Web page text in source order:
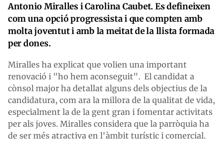
Antonio Miralles i Carolina Caubet. Es defineixen
com una opció progressista i que compten amb
molta joventut i amb la meitat de la llista formada
per dones.
Miralles ha explicat que volien una important
renovació i "ho hem aconseguit". El candidat a
cònsol major ha detallat alguns dels objectius de la
candidatura, com ara la millora de la qualitat de vida,
especialment la de la gent gran i fomentar activitats
per als joves. Miralles considera que la parròquia ha
de ser més atractiva en l'àmbit turístic i comercial.